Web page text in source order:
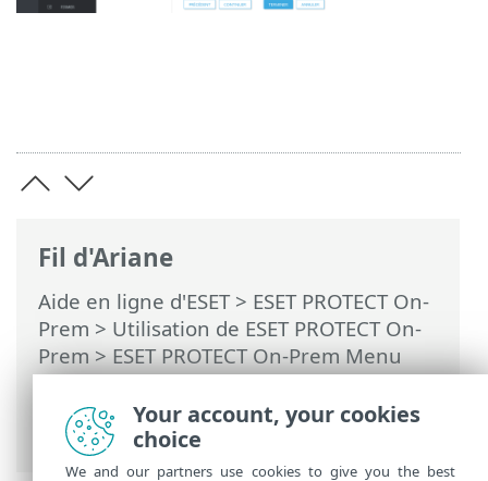
Fil d'Ariane
Aide en ligne d'ESET> ESET PROTECT On-
Prem > Utilisation de ESET PROTECT On-
Prem>ESET PROTECT On-Prem Menu
principal>Plus>Droits d’accès>
Utilisateurs> Attribuer un jeu
d'autorisations à un utilisateur
Your account, your cookies
choice
We and our partners use cookies to give you the best